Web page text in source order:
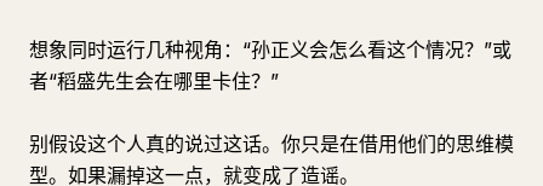
想象同时运行几种视角：“孙正义会怎么看这个情况？”或
者“稻盛先生会在哪里卡住？”
别假设这个人真的说过这话。你只是在借用他们的思维模
型。如果漏掉这一点，就变成了造谣。